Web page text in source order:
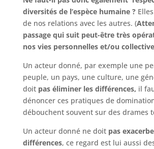
diversités de l’espèce humaine ?
de nos relations avec les autres. (
passage qui suit peut-être très
nos vies personnelles et/ou
Un acteur donné, par exemple une
peuple, un pays, une culture, une
doit pas éliminer les différences, il
dénoncer ces pratiques de
débouchent souvent sur des drames
Un acteur donné ne doit pas
différences, ce regard est lui aussi